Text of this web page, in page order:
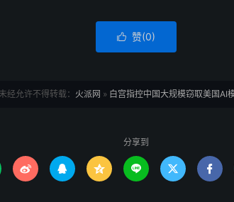
 赞(0)
经允许不得转载： 火派网 » 白宫指控中国大规模窃取美国AI
分享到
     